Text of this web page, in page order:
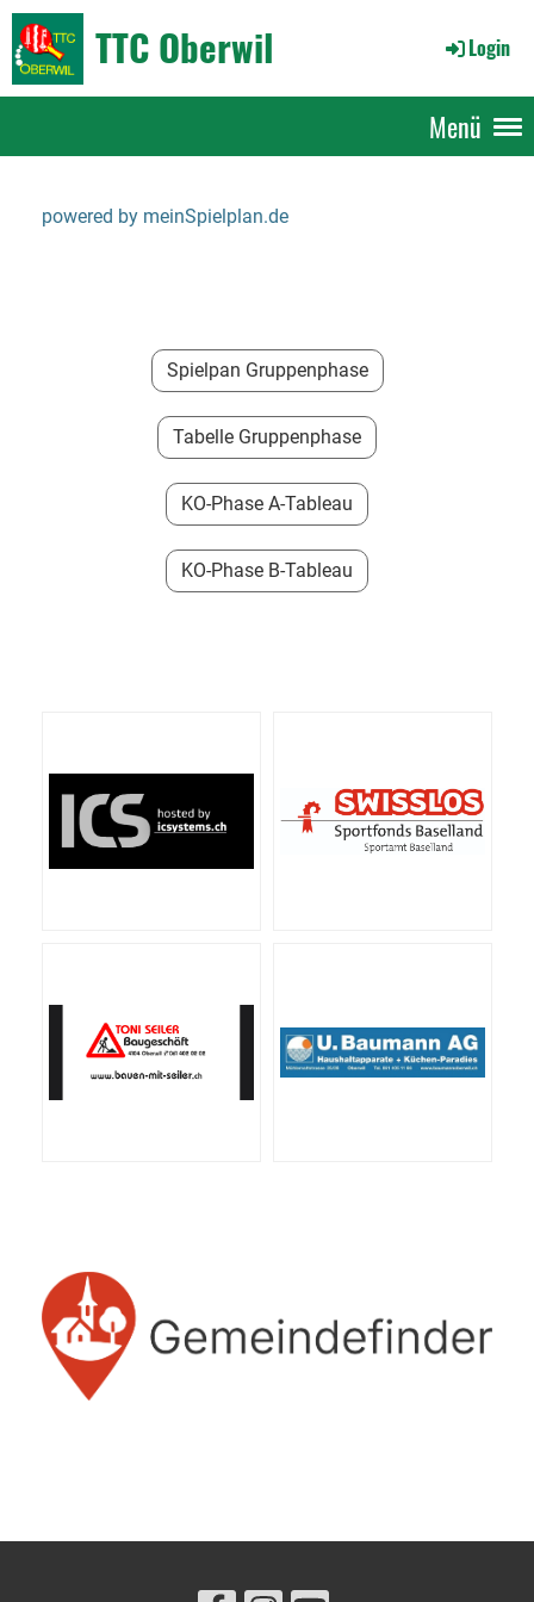
TTC Oberwil Login
Menü
powered by meinSpielplan.de
Spielpan Gruppenphase
Tabelle Gruppenphase
KO-Phase A-Tableau
KO-Phase B-Tableau